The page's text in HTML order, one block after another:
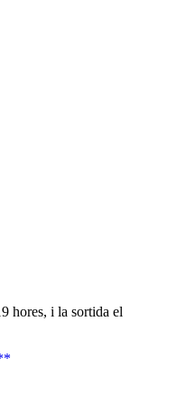
hores, i la sortida el